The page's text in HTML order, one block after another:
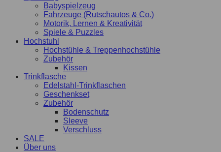
Babyspielzeug
Fahrzeuge (Rutschautos & Co.)
Motorik, Lernen & Kreativität
Spiele & Puzzles
Hochstuhl
Hochstühle & Treppenhochstühle
Zubehör
Kissen
Trinkflasche
Edelstahl-Trinkflaschen
Geschenkset
Zubehör
Bodenschutz
Sleeve
Verschluss
SALE
Über uns